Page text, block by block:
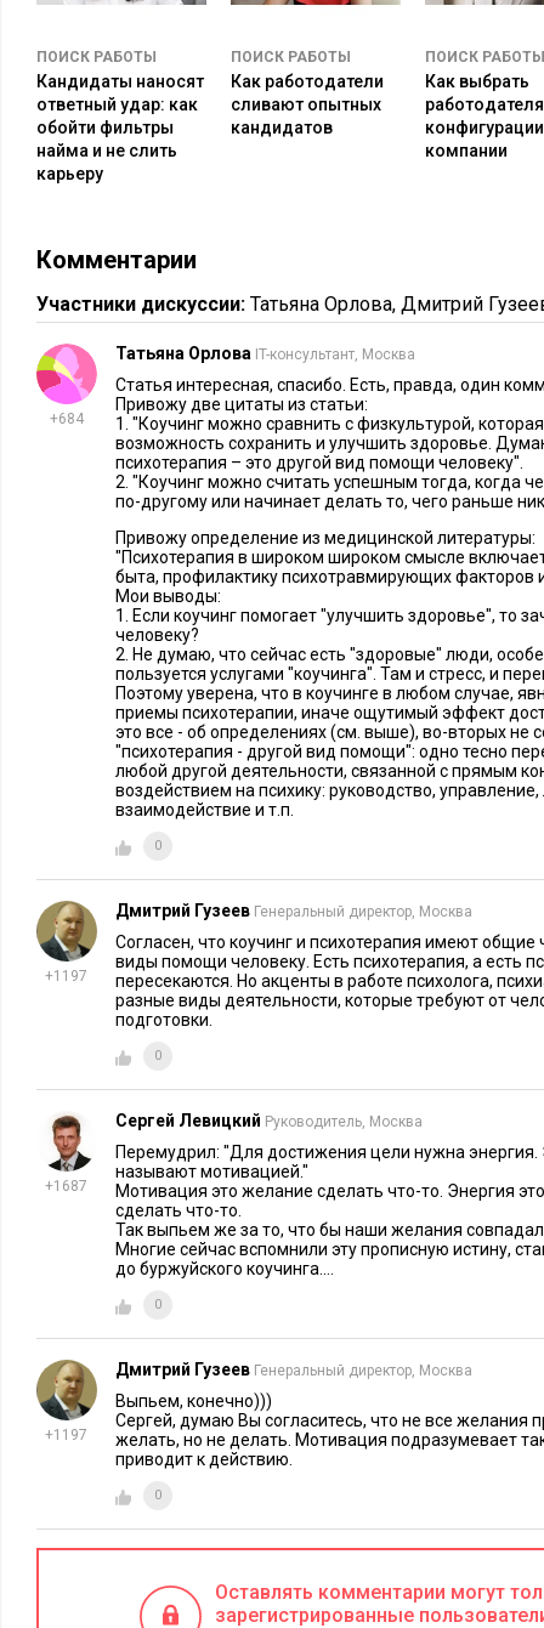
деле. Коуч разбирает мотивы и цели поведения человека.
потребности.
Основнойинструмент работы коуча– это вопросы. Его
такие вопросы, которые выведут человека к осознанию
горизонт восприятия, позволят ему расширить контекст
людей легко ставят в тупик казалось бы простые вопросы:
делаете?», «Как то, что Вы делаете, позволит Вам достичь
Рефлексия возможна не только в сфере мышления. То, что
важнее того, о чем он думает, ведь эмоции – это
удовлетворенности наших потребностей. При
сформировать навык эмоциональной рефлексии.
Ей нельзя научиться, не практикуясь. Выработать в себе
Создав в своей душе баланс между чувствами, желаниями
попадает в состояние, которое в коучинге называется
котором появляется возможность достигать выдающихся
деятельности. Ресурсного состояния нельзя достичь один
которое нужно в себе поддерживать.
Задача коучинга состоит в том, чтобы вывести человека
в прояснении его же потребностей, мотивов поведения,
чтобы это была позитивная рефлексия, а позитивной она
появляются силы и желание жить по-другому. Только
эффективности коучинга. Коучинг можно считать
начинает делать что-то по-другому или начинает делать
Очевидно, что коучинг – не панацея от всех бед, он не дает
Точнее, коучинг дает возможность задать себе такие
упускались из виду.
ПОИСК РАБОТЫ
Кандидаты наносят
ответный удар: как
обойти фильтры
найма и не слить
карьеру
ПОИСК РАБОТЫ
Как работодатели
сливают опытных
кандидатов
ПОИСК РАБОТЫ
Как выбрать
конфигурации
компании
Комментарии
Участники дискуссии: Татьяна Орлова, Дмитрий
+684
Татьяна Орлова IT-консультант, Москва
Статья интересная, спасибо. Есть, правда, один
Привожу две цитаты из статьи:
1. "Коучинг можно сравнить с физкультурой,
возможность сохранить и улучшить здоровье.
психотерапия – это другой вид помощи человеку".
2. "Коучинг можно считать успешным тогда, когда
по-другому или начинает делать то, чего раньше
Привожу определение из медицинской литературы:
"Психотерапия в широком широком смысле
быта, профилактику психотравмирующих факторов
Мои выводы:
1. Если коучинг помогает "улучшить здоровье", то
человеку?
2. Не думаю, что сейчас есть "здоровые" люди,
пользуется услугами "коучинга". Там и стресс, и
Поэтому уверена, что в коучинге в любом случае,
приемы психотерапии, иначе ощутимый эффект
это все - об определениях (см. выше), во-вторых не
"психотерапия - другой вид помощи": одно тесно
любой другой деятельности, связанной с прямым
воздействием на психику: руководство,
взаимодействие и т.п.
0
+1197
Дмитрий Гузеев Генеральный директор, Москва
Согласен, что коучинг и психотерапия имеют
виды помощи человеку. Есть психотерапия, а есть
пересекаются. Но акценты в работе психолога,
разные виды деятельности, которые требуют от
подготовки.
0
+1687
Сергей Левицкий Руководитель, Москва
Перемудрил: "Для достижения цели нужна энергия.
называют мотивацией."
Мотивация это желание сделать что-то. Энергия
сделать что-то.
Так выпьем же за то, что бы наши желания
Многие сейчас вспомнили эту прописную истину,
до буржуйского коучинга....
0
+1197
Дмитрий Гузеев Генеральный директор, Москва
Выпьем, конечно)))
Сергей, думаю Вы согласитесь, что не все желания
желать, но не делать. Мотивация подразумевает
приводит к действию.
0
Оставлять комментарии могут
зарегистрированные